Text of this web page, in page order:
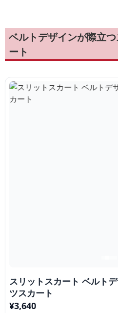
ベルトデザインが際立
ート
スリットスカート ベルト
ツスカート
¥3,640